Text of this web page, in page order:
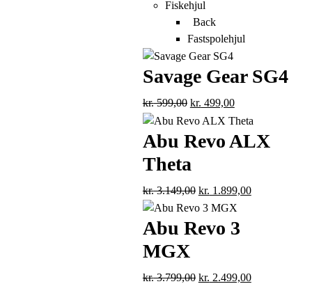
Fiskehjul
Back
Fastspolehjul
Savage Gear SG4
kr.599,00 kr. 499,00
Abu Revo ALX
Theta
kr.3.149,00 kr. 1.899,00
Abu Revo 3
MGX
kr.3.799,00 kr. 2.499,00